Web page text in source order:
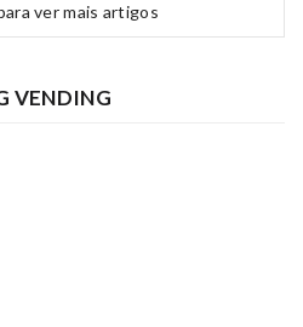
VENDING
ver mais artigos